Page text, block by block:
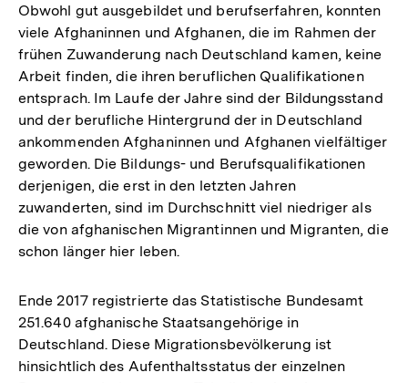
der
Fußnote
Obwohl gut ausgebildet und berufserfahren, konnten
viele Afghaninnen und Afghanen, die im Rahmen der
frühen Zuwanderung nach Deutschland kamen, keine
Arbeit finden, die ihren beruflichen Qualifikationen
entsprach. Im Laufe der Jahre sind der Bildungsstand
und der berufliche Hintergrund der in Deutschland
ankommenden Afghaninnen und Afghanen vielfältiger
geworden. Die Bildungs- und Berufsqualifikationen
derjenigen, die erst in den letzten Jahren
zuwanderten, sind im Durchschnitt viel niedriger als
die von afghanischen Migrantinnen und Migranten, die
schon länger hier leben.
Ende 2017 registrierte das Statistische Bundesamt
251.640 afghanische Staatsangehörige in
Deutschland. Diese Migrationsbevölkerung ist
hinsichtlich des Aufenthaltsstatus der einzelnen